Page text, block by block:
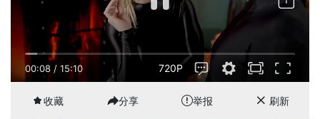
00:08 / 15:10 720P
收藏 分享 举报 刷新